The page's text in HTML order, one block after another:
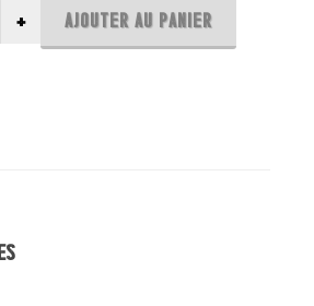
AJOUTER AU PANIER